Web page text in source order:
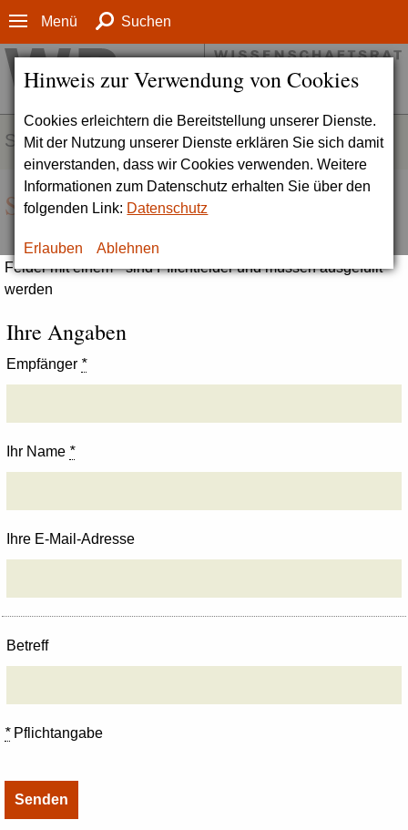
Hinweis zur Verwendung von Cookies
Cookies erleichtern die Bereitstellung unserer Dienste.
Mit der Nutzung unserer Dienste erklären Sie sich damit
einverstanden, dass wir Cookies verwenden. Weitere
Informationen zum Datenschutz erhalten Sie über den
folgenden Link: Datenschutz
Erlauben Ablehnen
Menü Suchen
SERVICE
Seite empfehlen
Felder mit einem * sind Pflichtfelder und müssen ausgefüllt
werden
Ihre Angaben
Empfänger *
Ihr Name *
Ihre E-Mail-Adresse
Betreff
*Pflichtangabe